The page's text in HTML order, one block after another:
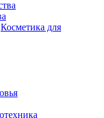
Косметика для